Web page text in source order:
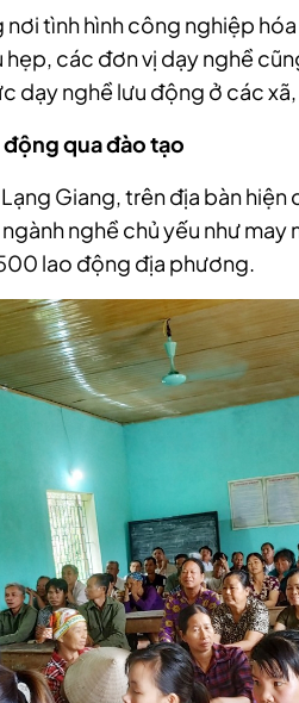
tình hình công nghiệp
hẹp, các đơn vị dạy nghề
dạy nghề lưu động ở các
qua đào tạo
Giang, trên địa bàn
nghề chủ yếu như may
lao động địa phương.